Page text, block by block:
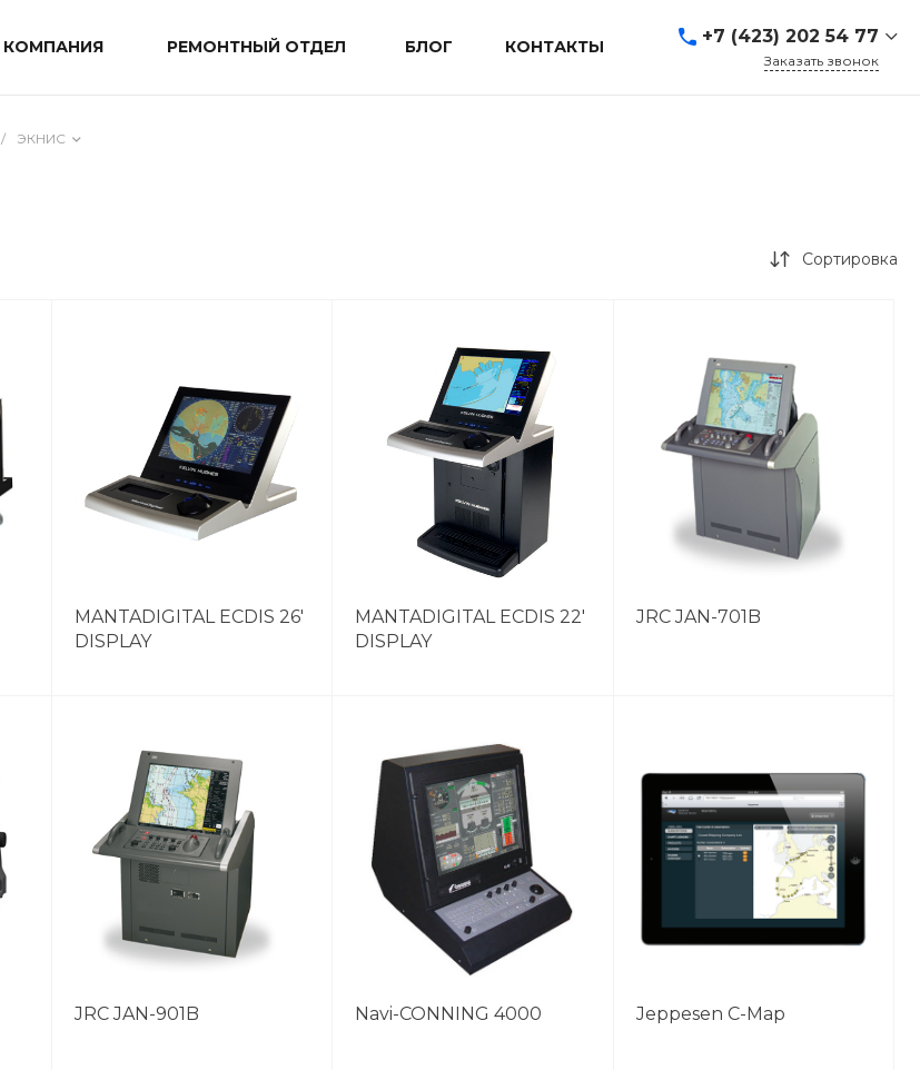
КОМПАНИЯ РЕМОНТНЫЙ ОТДЕЛ БЛОГ КОНТАКТЫ +7 (423) 202 54 77
Заказать звонок
/ ЭКНИС
Сортировка
MANTADIGITAL ECDIS 26'
DISPLAY
MANTADIGITAL ECDIS 22'
DISPLAY
JRC JAN-701B
JRC JAN-901B Navi-CONNING 4000 Jeppesen C-Map